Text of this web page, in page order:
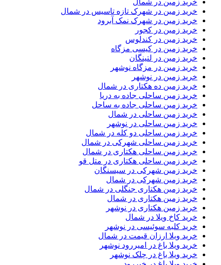
خرید زمین در شمال
خرید زمین در شهرک تازه تاسیس در شمال
خرید زمین در شهرک نمک آبرود
خرید زمین در کجور
خرید زمین در کندلوس
خرید زمین در کیسی مزگاه
خرید زمین در لتینگان
خرید زمین در مزگاه نوشهر
خرید زمین در نوشهر
خرید زمین ده هکتاری در شمال
خرید زمین ساحلی جاده به دریا
خرید زمین ساحلی جاده به ساحل
خرید زمین ساحلی در شمال
خرید زمین ساحلی در نوشهر
خرید زمین ساحلی دو کله در شمال
خرید زمین ساحلی شهرکی در شمال
خرید زمین ساحلی هکتاری در شمال
خرید زمین ساحلی هکتاری در متل قو
خرید زمین شهرکی در سیسنگان
خرید زمین شهرکی در شمال
خرید زمین هکتاری جنگلی در شمال
خرید زمین هکتاری در شمال
خرید زمین هکتاری در نوشهر
خرید کاخ ویلا در شمال
خرید کلبه سوئیسی در نوشهر
خرید ویلا ارزان قیمت در شمال
خرید ویلا باغ در امیررود نوشهر
خرید ویلا باغ در چلک نوشهر